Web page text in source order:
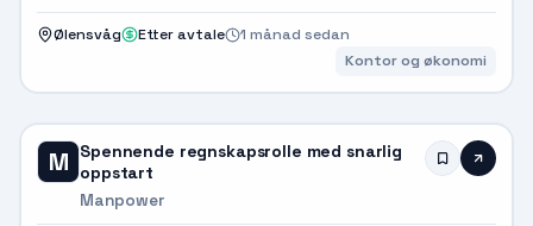
Ølensvåg Etter avtale
1 månad sedan
Kontor og økonomi
M
Spennende regnskapsrolle med snarlig
oppstart
Manpower